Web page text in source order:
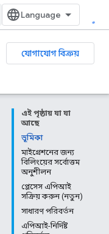
যোগাযোগ বিক্রয়
এই পৃষ্ঠায় যা যা
আছে
ভূমিকা
মাইগ্রেশনের জন্য
বিলিংয়ের সর্বোত্তম
অনুশীলন
প্লেসেস এপিআই
সক্রিয় করুন (নতুন)
সাধারণ পরিবর্তন
এপিআই-নির্দিষ্ট